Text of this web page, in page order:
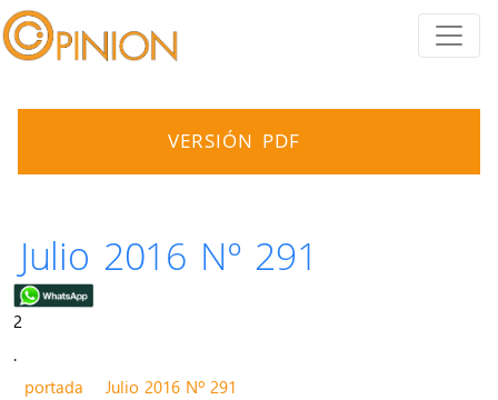
VERSIÓN PDF
Julio 2016 Nº 291
2
.
portada
Julio 2016 Nº 291